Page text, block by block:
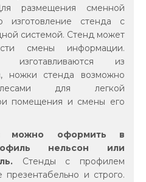
размещения сменной
изготовление стенда с
системой. Стенд может
смены информации.
изготавливаются из
ножки стенда возможно
для легкой
помещения и смены его
можно оформить в
нельсон или
Стенды с профилем
презентабельно и строго.